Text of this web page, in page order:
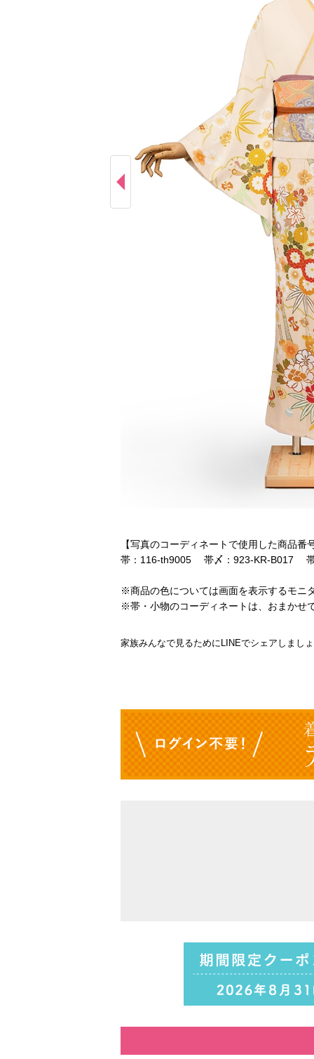
【写真のコーディネートで使用した商品番
帯：116-th9005 帯〆：923-KR-B017
※商品の色については画面を表示するモニ
※帯・小物のコーディネートは、おまかせ
家族みんなで見るためにLINEでシェアしまし